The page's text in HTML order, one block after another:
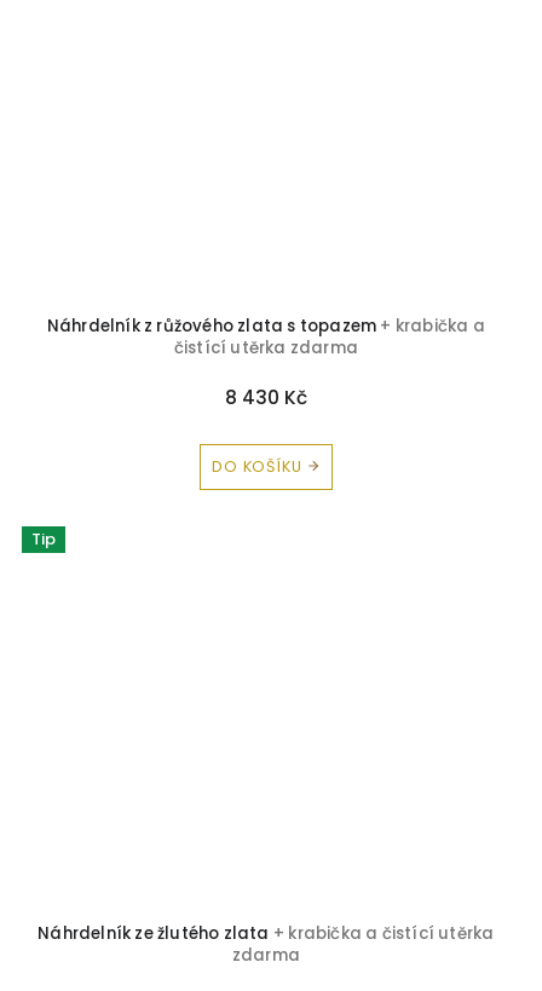
Náhrdelník z růžového zlata s topazem + krabička a
čistící utěrka zdarma
8 430 Kč
DO KOŠÍKU
Tip
Náhrdelník ze žlutého zlata + krabička a čistící utěrka
zdarma